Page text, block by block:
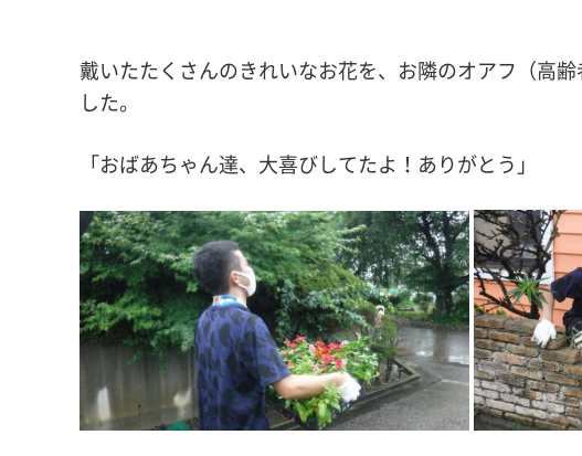
戴いたたくさんのきれいなお花を、お隣のオアフ（高
した。
「おばあちゃん達、大喜びしてたよ！ありがとう」